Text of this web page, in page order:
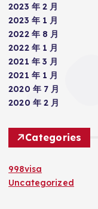
2023 年 2 月
2023 年 1 月
2022 年 8 月
2022 年 1 月
2021 年 3 月
2021 年 1 月
2020 年 7 月
2020 年 2 月
Categories
998visa
Uncategorized